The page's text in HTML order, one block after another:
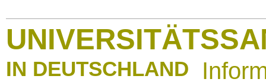
IN DEUTSCHLAND